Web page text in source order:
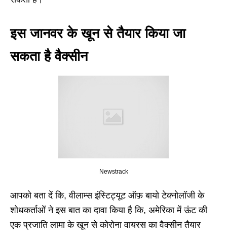
इस जानवर के खून से तैयार किया जा
सकता है वैक्सीन
Newstrack
आपको बता दें कि, वीलाम्स इंस्टिट्यूट ऑफ़ बायो टेक्नोलॉजी के
शोधकर्ताओं ने इस बात का दावा किया है कि, अमेरिका में ऊंट की
एक प्रजाति लामा के खून से कोरोना वायरस का वैक्सीन तैयार